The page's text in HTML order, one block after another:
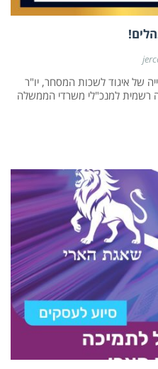
של איגוד לשכות המסחר, יו"ר
רשמית למנכ"לי משרדי הממשלה